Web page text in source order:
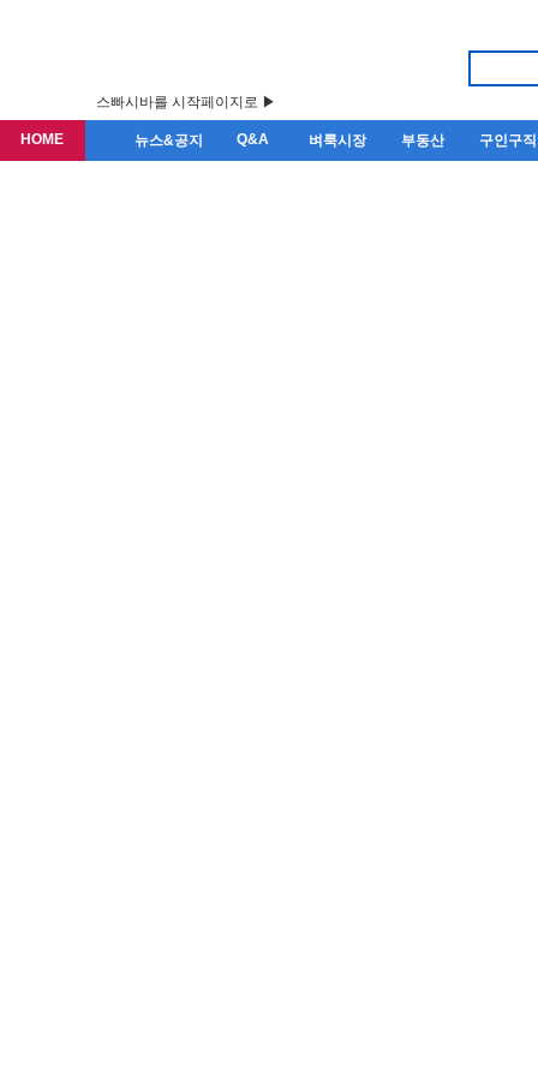
스빠시바를 시작페이지로 ▶
HOME 뉴스&공지 Q&A 벼룩시장 부동산 구인구직